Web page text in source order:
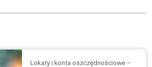
Lokaty i konta oszczędnościowe –